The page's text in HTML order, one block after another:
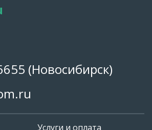
(Новосибирск)
Услуги и оплата